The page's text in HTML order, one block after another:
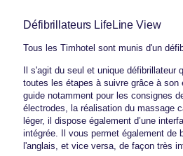
Défibrillateurs LifeLine View
Tous les Timhotel sont munis d'un
Il s'agit du seul et unique défibrillateur
toutes les étapes à suivre grâce à son
guide notamment pour les consignes
électrodes, la réalisation du massage
léger, il dispose également d’une
intégrée. Il vous permet également de
l'anglais, et vice versa, de façon très
Par liste
Par thématiques
Nos offres
Les avantages du direct
Séjour professionnel
Activités pendant votre